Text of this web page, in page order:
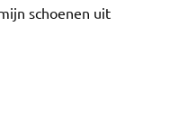
schoenen uit